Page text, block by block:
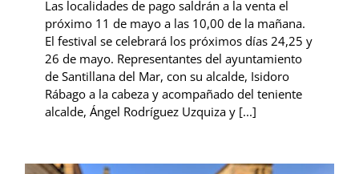
Las localidades de pago saldrán a la venta el
próximo 11 de mayo a las 10,00 de la mañana.
El festival se celebrará los próximos días 24,25 y
26 de mayo. Representantes del ayuntamiento
de Santillana del Mar, con su alcalde, Isidoro
Rábago a la cabeza y acompañado del teniente
alcalde, Ángel Rodríguez Uzquiza y [...]